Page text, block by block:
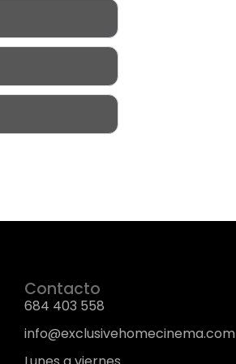
Contacto
684 403 558
info@exclusivehomecinema.com